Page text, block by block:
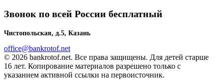
Звонок по всей России бесплатный
Чистопольская, д.5, Казань
office@bankrotof.net
© 2026 bankrotof.net. Все права защищены. Для детей старше
16 лет. Копирование материалов разрешено только с
указанием активной ссылки на первоисточник.